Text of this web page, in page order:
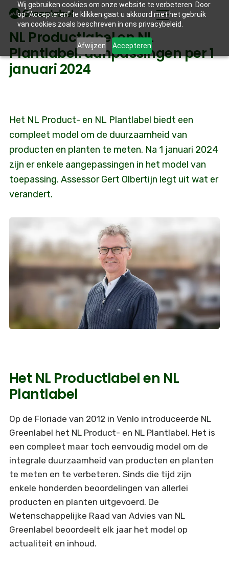
Wij gebruiken cookies om onze website te verbeteren. Door
op “Accepteren” te klikken gaat u akkoord met het gebruik
van cookies zoals beschreven in ons privacybeleid.
Afwijzen Accepteren
NL Productlabel en NL
Plantlabel: aanpassingen per 1
januari 2024
Het NL Product- en NL Plantlabel biedt een
compleet model om de duurzaamheid van
producten en planten te meten. Na 1 januari 2024
zijn er enkele aangepassingen in het model van
toepassing. Assessor Gert Olbertijn legt uit wat er
verandert.
Het NL Productlabel en NL
Plantlabel
Op de Floriade van 2012 in Venlo introduceerde NL
Greenlabel het NL Product- en NL Plantlabel. Het is
een compleet maar toch eenvoudig model om de
integrale duurzaamheid van producten en planten
te meten en te verbeteren. Sinds die tijd zijn
enkele honderden beoordelingen van allerlei
producten en planten uitgevoerd. De
Wetenschappelijke Raad van Advies van NL
Greenlabel beoordeelt elk jaar het model op
actualiteit en inhoud.